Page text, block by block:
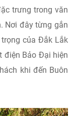
trưng trong văn
Nơi đây từng gắn
của Đắk Lắk
điện Bảo Đại hiện
khi đến Buôn